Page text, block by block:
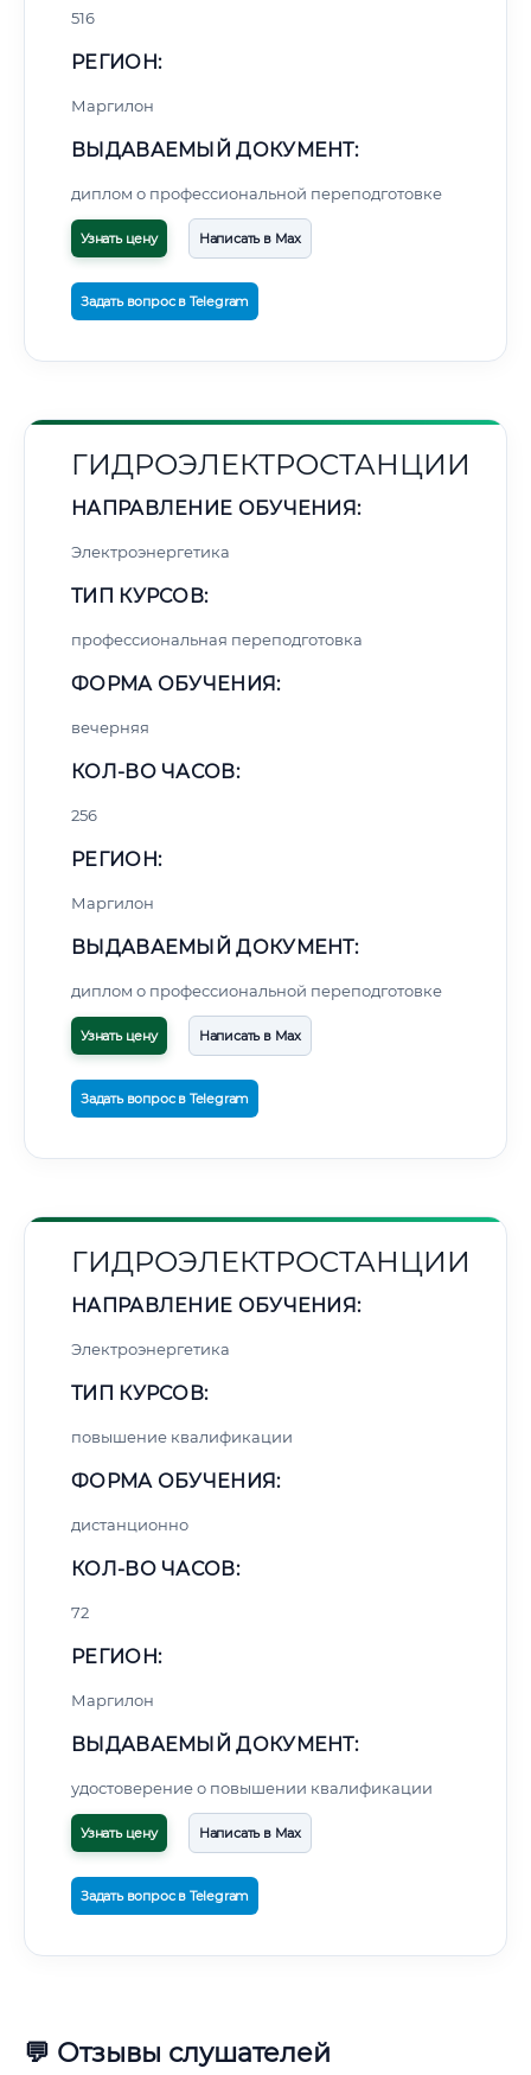
516
РЕГИОН:
Маргилон
ВЫДАВАЕМЫЙ ДОКУМЕНТ:
диплом о профессиональной переподготовке
Узнать цену Написать в Max
Задать вопрос в Telegram
ГИДРОЭЛЕКТРОСТАНЦИИ
НАПРАВЛЕНИЕ ОБУЧЕНИЯ:
Электроэнергетика
ТИП КУРСОВ:
профессиональная переподготовка
ФОРМА ОБУЧЕНИЯ:
вечерняя
КОЛ-ВО ЧАСОВ:
256
РЕГИОН:
Маргилон
ВЫДАВАЕМЫЙ ДОКУМЕНТ:
диплом о профессиональной переподготовке
Узнать цену Написать в Max
Задать вопрос в Telegram
ГИДРОЭЛЕКТРОСТАНЦИИ
НАПРАВЛЕНИЕ ОБУЧЕНИЯ:
Электроэнергетика
ТИП КУРСОВ:
повышение квалификации
ФОРМА ОБУЧЕНИЯ:
дистанционно
КОЛ-ВО ЧАСОВ:
72
РЕГИОН:
Маргилон
ВЫДАВАЕМЫЙ ДОКУМЕНТ:
удостоверение о повышении квалификации
Узнать цену Написать в Max
Задать вопрос в Telegram
💬 Отзывы слушателей